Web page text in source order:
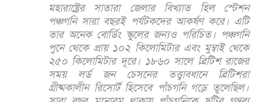
মহারাষ্ট্রের সাতারা জেলার বিখ্যাত হিল স্টেশন
পঞ্চগনি সারা বছরই পর্যটকদের আকর্ষণ করে। এটি
তার অনেক বোর্ডিং স্কুলের জন্যও পরিচিত। পঞ্চগনি
পুনে থেকে প্রায় ১০২ কিলোমিটার এবং মুম্বাই থেকে
২৫০ কিলোমিটার দূরে। ১৮৬০ সালে ব্রিটিশ রাজের
সময় লর্ড জন চেসনের তত্ত্বাবধানে ব্রিটিশরা
গ্রীষ্মকালীন রিসোর্ট হিসেবে পাঁচগনি গড়ে তুলেছিল।